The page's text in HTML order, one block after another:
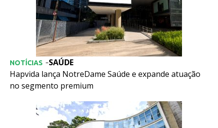
SAÚDE
NOTÍCIAS -
Hapvida lança NotreDame Saúde e expande atuação
no segmento premium